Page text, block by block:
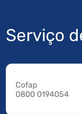
Serviço
Cofap
0800 0194054